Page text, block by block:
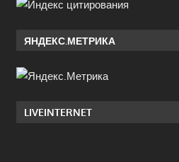
ЯНДЕКС.МЕТРИКА
LIVEINTERNET